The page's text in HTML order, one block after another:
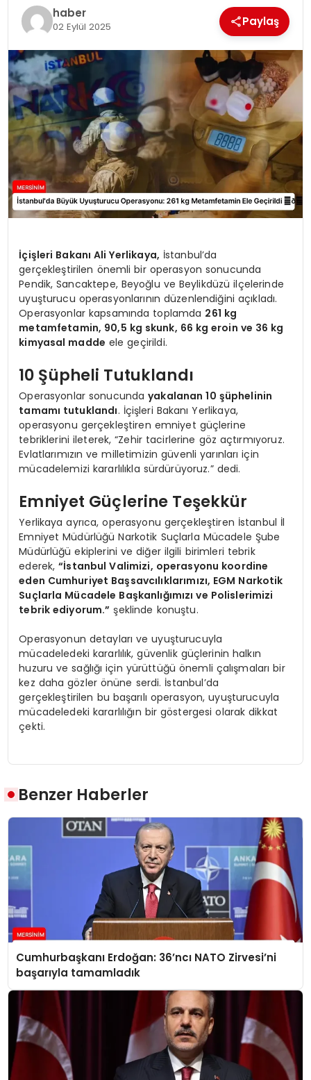
haber
02 Eylül 2025 Paylaş
İçişleri Bakanı Ali Yerlikaya, İstanbul’da
gerçekleştirilen önemli bir operasyon sonucunda
Pendik, Sancaktepe, Beyoğlu ve Beylikdüzü ilçelerinde
uyuşturucu operasyonlarının düzenlendiğini açıkladı.
Operasyonlar kapsamında toplamda 261 kg
metamfetamin, 90,5 kg skunk, 66 kg eroin ve 36 kg
kimyasal madde ele geçirildi.
10 Şüpheli Tutuklandı
Operasyonlar sonucundayakalanan 10 şüphelinin
tamamı tutuklandı. İçişleri Bakanı Yerlikaya,
operasyonu gerçekleştiren emniyet güçlerine
tebriklerini ileterek, “Zehir tacirlerine göz açtırmıyoruz.
Evlatlarımızın ve milletimizin güvenli yarınları için
mücadelemizi kararlılıkla sürdürüyoruz.” dedi.
Emniyet Güçlerine Teşekkür
Yerlikaya ayrıca, operasyonu gerçekleştiren İstanbul İl
Emniyet Müdürlüğü Narkotik Suçlarla Mücadele Şube
Müdürlüğü ekiplerini ve diğer ilgili birimleri tebrik
ederek,“İstanbul Valimizi, operasyonu koordine
eden Cumhuriyet Başsavcılıklarımızı, EGM Narkotik
Suçlarla Mücadele Başkanlığımızı ve Polislerimizi
tebrik ediyorum.” şeklinde konuştu.
Operasyonun detayları ve uyuşturucuyla
mücadeledeki kararlılık, güvenlik güçlerinin halkın
huzuru ve sağlığı için yürüttüğü önemli çalışmaları bir
kez daha gözler önüne serdi. İstanbul’da
gerçekleştirilen bu başarılı operasyon, uyuşturucuyla
mücadeledeki kararlılığın bir göstergesi olarak dikkat
çekti.
Benzer Haberler
Cumhurbaşkanı Erdoğan: 36’ncı NATO Zirvesi’ni
başarıyla tamamladık